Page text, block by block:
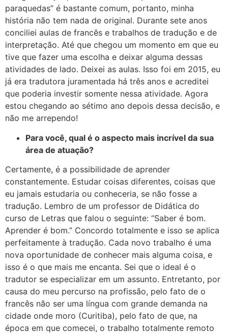
paraquedas” é bastante comum, portanto, minha
história não tem nada de original. Durante sete anos
conciliei aulas de francês e trabalhos de tradução e de
interpretação. Até que chegou um momento em que eu
tive que fazer uma escolha e deixar alguma dessas
atividades de lado. Deixei as aulas. Isso foi em 2015, eu
já era tradutora juramentada há três anos e acreditei
que poderia investir somente nessa atividade. Agora
estou chegando ao sétimo ano depois dessa decisão, e
não me arrependo!
Para você, qual é o aspecto mais incrível da sua
área de atuação?
Certamente, é a possibilidade de aprender
constantemente. Estudar coisas diferentes, coisas que
eu jamais estudaria ou conheceria, se não fosse a
tradução. Lembro de um professor de Didática do
curso de Letras que falou o seguinte: “Saber é bom.
Aprender é bom.” Concordo totalmente e isso se aplica
perfeitamente à tradução. Cada novo trabalho é uma
nova oportunidade de conhecer mais alguma coisa, e
isso é o que mais me encanta. Sei que o ideal é o
tradutor se especializar em um assunto. Entretanto, por
causa do meu percurso na profissão, pelo fato de o
francês não ser uma língua com grande demanda na
cidade onde moro (Curitiba), pelo fato de que, na
época em que comecei, o trabalho totalmente remoto